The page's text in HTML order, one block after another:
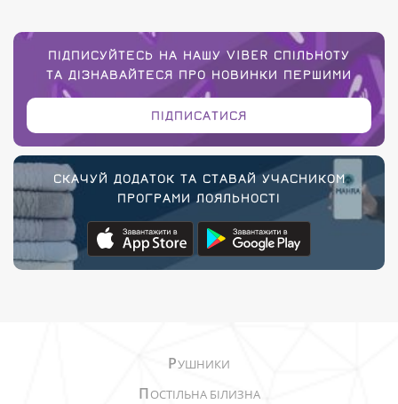
ПІДПИСУЙТЕСЬ НА НАШУ VIBER СПІЛЬНОТУ
ТА ДІЗНАВАЙТЕСЯ ПРО НОВИНКИ ПЕРШИМИ
ПІДПИСАТИСЯ
СКАЧУЙ ДОДАТОК ТА СТАВАЙ УЧАСНИКОМ
ПРОГРАМИ ЛОЯЛЬНОСТІ
РУШНИКИ
ПОСТІЛЬНА БІЛИЗНА